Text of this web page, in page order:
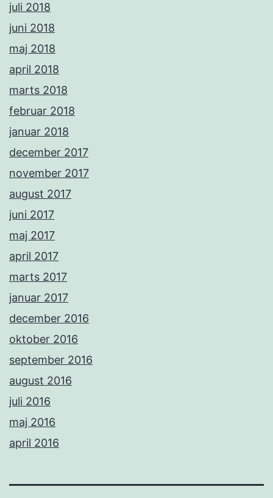
juli 2018
juni 2018
maj 2018
april 2018
marts 2018
februar 2018
januar 2018
december 2017
november 2017
august 2017
juni 2017
maj 2017
april 2017
marts 2017
januar 2017
december 2016
oktober 2016
september 2016
august 2016
juli 2016
maj 2016
april 2016